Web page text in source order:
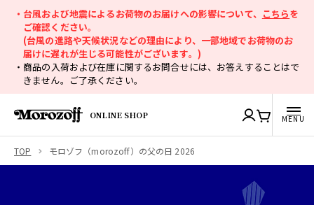
・台風および地震によるお荷物のお届けへの影響について、 こちらを
ご確認ください。
(台風の進路や天候状況などの理由により、一部地域でお荷物のお
届けに遅れが生じる可能性がございます。)
・商品の入荷および在庫に関するお問合せには、お答えすることはで
きません。ご了承ください。
ONLINE SHOP
TOP モロゾフ（morozoff）の父の日 2026